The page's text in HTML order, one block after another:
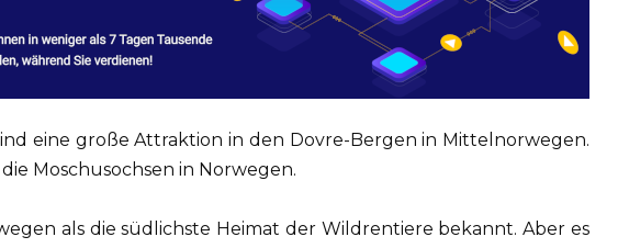
eine große Attraktion in den Dovre-Bergen in Mittelnorwegen.
Moschusochsen in Norwegen.
als die südlichste Heimat der Wildrentiere bekannt. Aber es